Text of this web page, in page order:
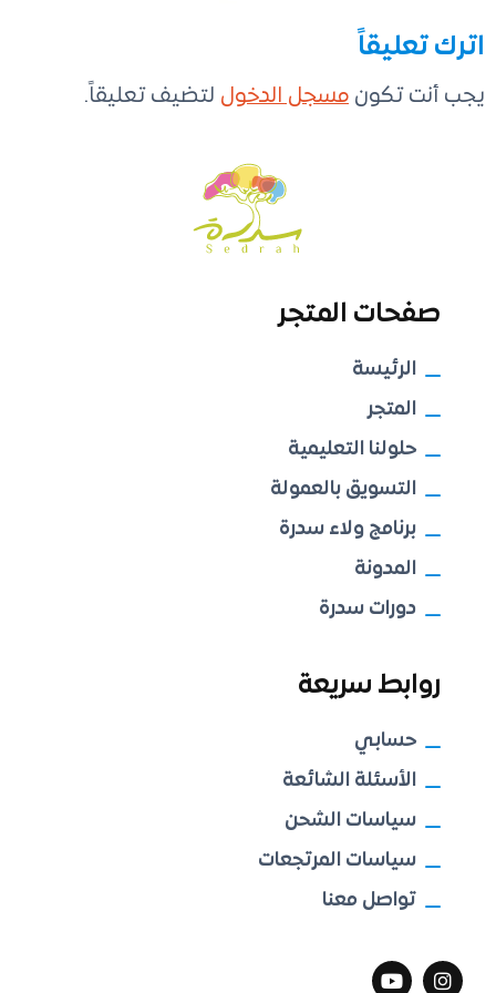
اترك تعليقاً
يجب أنت تكون مسجل الدخول لتضيف تعليقاً.
صفحات المتجر
الرئيسة
المتجر
حلولنا التعليمية
التسويق بالعمولة
برنامج ولاء سدرة
المدونة
دورات سدرة
روابط سريعة
حسابي
الأسئلة الشائعة
سياسات الشحن
سياسات المرتجعات
تواصل معنا